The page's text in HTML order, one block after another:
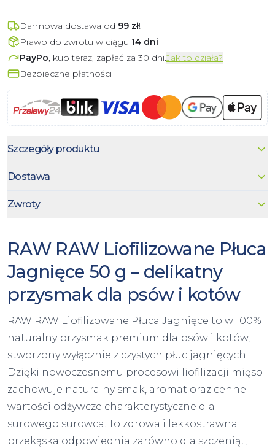
Darmowa dostawa od 99 zł!
Prawo do zwrotu w ciągu 14 dni
PayPo, kup teraz, zapłać za 30 dni.Jak to działa?
Bezpieczne płatności
Szczegóły produktu
Dostawa
Zwroty
RAW RAW Liofilizowane Płuca
Jagnięce 50 g – delikatny
przysmak dla psów i kotów
RAW RAW Liofilizowane Płuca Jagnięce to w 100%
naturalny przysmak premium dla psów i kotów,
stworzony wyłącznie z czystych płuc jagnięcych.
Dzięki nowoczesnemu procesowi liofilizacji mięso
zachowuje naturalny smak, aromat oraz cenne
wartości odżywcze charakterystyczne dla
surowego surowca. To zdrowa i lekkostrawna
przekąska odpowiednia zarówno dla szczeniąt,